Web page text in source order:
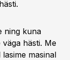
ning kuna
hästi. Me
masinal